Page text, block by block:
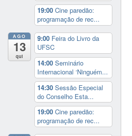
19:00Cine paredão:
programação de rec...
AGO
13
qui
9:00 Feira do Livro da
UFSC
14:00Seminário
Internacional ‘Ninguém...
14:30Sessão Especial
do Conselho Esta...
19:00Cine paredão:
programação de rec...